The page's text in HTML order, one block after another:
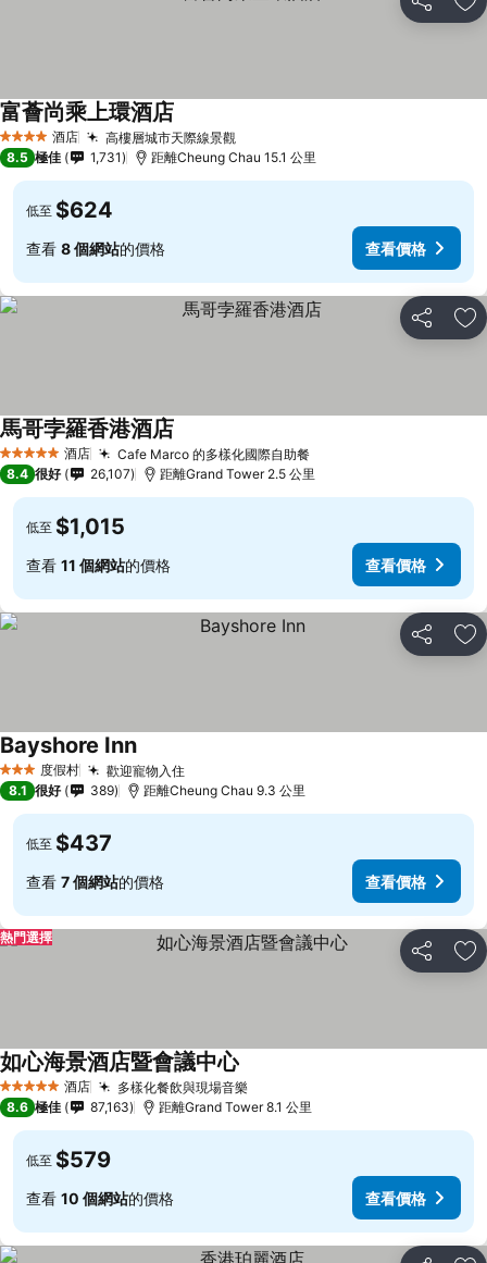
分享 放
4 星級 酒店 高樓層城市天際線景觀
富薈尚乘上環酒店
8.5 極佳 1,731 距離Cheung Chau 15.1 公里
低至 $624
查看 8 個網站的價格 查看價格
分享 放
5 星級 酒店 Cafe Marco 的多樣化國際自助餐
馬哥孛羅香港酒店
8.4 很好 26,107 距離Grand Tower 2.5 公里
低至 $1,015
查看 11 個網站的價格 查看價格
分享 放
3 星級 度假村 歡迎寵物入住
Bayshore Inn
8.1 很好 389 距離Cheung Chau 9.3 公里
低至 $437
查看 7 個網站的價格 查看價格
分享 放
熱門選擇
5 星級 酒店 多樣化餐飲與現場音樂
如心海景酒店暨會議中心
8.6 極佳 87,163 距離Grand Tower 8.1 公里
低至 $579
查看 10 個網站的價格 查看價格